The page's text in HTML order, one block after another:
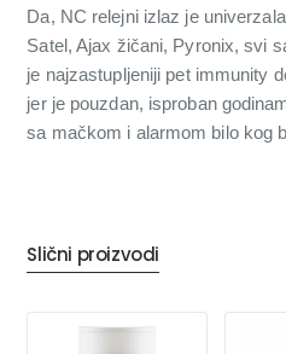
Da, NC relejni izlaz je
Satel, Ajax žičani, Pyronix, svi
je najzastupljeniji pet immunity
jer je pouzdan, isproban
sa mačkom i alarmom bilo kog
Slični proizvodi